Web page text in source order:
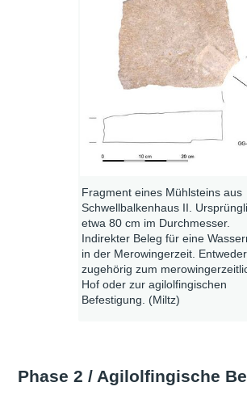
Fragment eines Mühlsteins aus
Schwellbalkenhaus II.
etwa 80 cm im Durchmesser.
Indirekter Beleg für eine
in der Merowingerzeit. Entweder
zugehörig zum
Hof oder zur agilolfingischen
Befestigung. (Miltz)
Phase 2 / Agilolfingische